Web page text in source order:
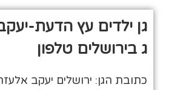
גן ילדים עץ הדעת-
ג בירושלים טלפון
כתובת הגן: ירושלים יעקב אלעזר 18